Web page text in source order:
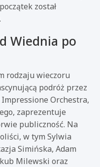
został
Wiednia po
rodzaju wieczoru
podróż przez
Orchestra,
zaprezentuje
publiczność. Na
w tym Sylwia
Simińska, Adam
Milewski oraz